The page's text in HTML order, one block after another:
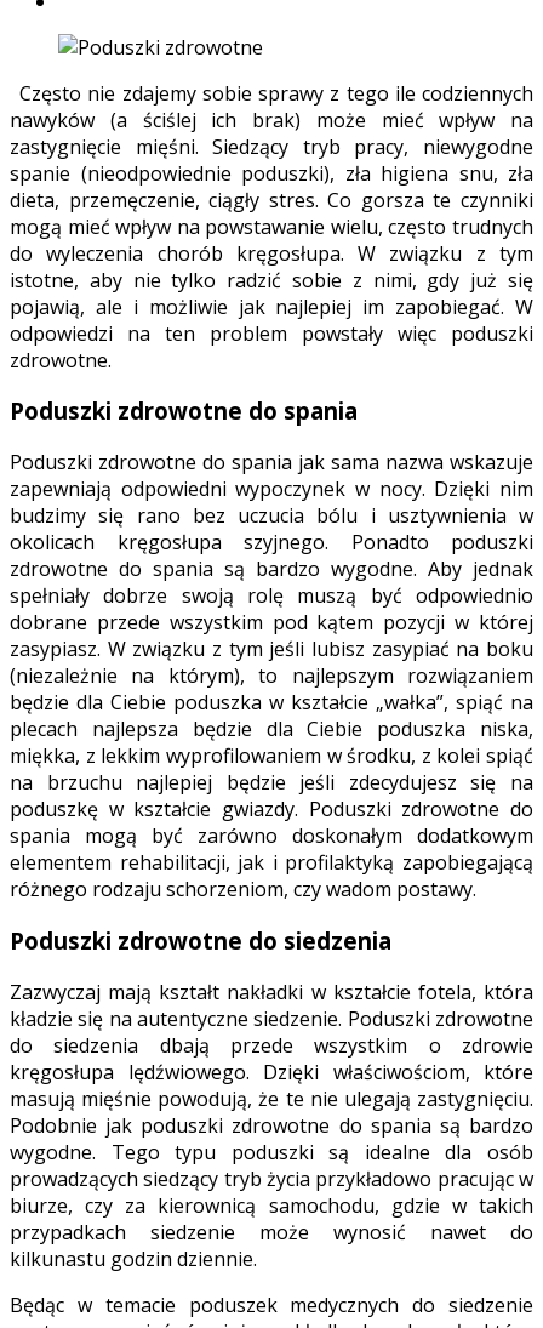
Często nie zdajemy sobie sprawy z tego ile codziennych
nawyków (a ściślej ich brak) może mieć wpływ na
zastygnięcie mięśni. Siedzący tryb pracy, niewygodne
spanie (nieodpowiednie poduszki), zła higiena snu, zła
dieta, przemęczenie, ciągły stres. Co gorsza te czynniki
mogą mieć wpływ na powstawanie wielu, często trudnych
do wyleczenia chorób kręgosłupa. W związku z tym
istotne, aby nie tylko radzić sobie z nimi, gdy już się
pojawią, ale i możliwie jak najlepiej im zapobiegać. W
odpowiedzi na ten problem powstały więc poduszki
zdrowotne.
Poduszki zdrowotne do spania
Poduszki zdrowotne do spania jak sama nazwa wskazuje
zapewniają odpowiedni wypoczynek w nocy. Dzięki nim
budzimy się rano bez uczucia bólu i usztywnienia w
okolicach kręgosłupa szyjnego. Ponadto poduszki
zdrowotne do spania są bardzo wygodne. Aby jednak
spełniały dobrze swoją rolę muszą być odpowiednio
dobrane przede wszystkim pod kątem pozycji w której
zasypiasz. W związku z tym jeśli lubisz zasypiać na boku
(niezależnie na którym), to najlepszym rozwiązaniem
będzie dla Ciebie poduszka w kształcie „wałka”, spiąć na
plecach najlepsza będzie dla Ciebie poduszka niska,
miękka, z lekkim wyprofilowaniem w środku, z kolei spiąć
na brzuchu najlepiej będzie jeśli zdecydujesz się na
poduszkę w kształcie gwiazdy. Poduszki zdrowotne do
spania mogą być zarówno doskonałym dodatkowym
elementem rehabilitacji, jak i profilaktyką zapobiegającą
różnego rodzaju schorzeniom, czy wadom postawy.
Poduszki zdrowotne do siedzenia
Zazwyczaj mają kształt nakładki w kształcie fotela, która
kładzie się na autentyczne siedzenie. Poduszki zdrowotne
do siedzenia dbają przede wszystkim o zdrowie
kręgosłupa lędźwiowego. Dzięki właściwościom, które
masują mięśnie powodują, że te nie ulegają zastygnięciu.
Podobnie jak poduszki zdrowotne do spania są bardzo
wygodne. Tego typu poduszki są idealne dla osób
prowadzących siedzący tryb życia przykładowo pracując w
biurze, czy za kierownicą samochodu, gdzie w takich
przypadkach siedzenie może wynosić nawet do
kilkunastu godzin dziennie.
Będąc w temacie poduszek medycznych do siedzenie